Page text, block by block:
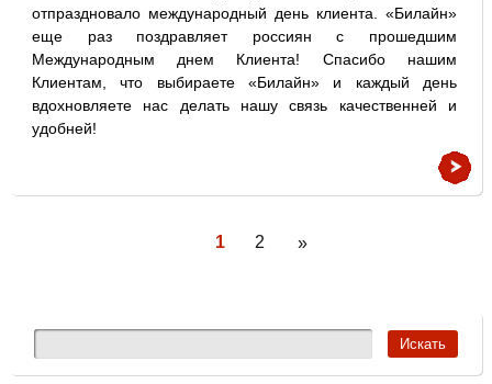
отпраздновало международный день клиента. «Билайн»
еще раз поздравляет россиян с прошедшим
Международным днем Клиента! Спасибо нашим
Клиентам, что выбираете «Билайн» и каждый день
вдохновляете нас делать нашу связь качественней и
удобней!
1 2 »